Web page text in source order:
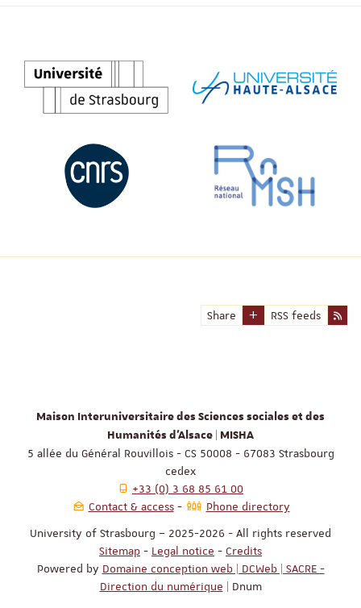
Share RSS feeds
Maison Interuniversitaire des Sciences sociales et des
Humanités d'Alsace | MISHA
5 allée du Général Rouvillois - CS 50008 - 67083 Strasbourg
cedex
+33 (0) 3 68 85 61 00
Contact & access
Phone directory
University of Strasbourg – 2025-2026 - All rights reserved
Sitemap - Legal notice - Credits
Powered by Domaine conception web | DCWeb | SACRE -
Direction du numérique | Dnum